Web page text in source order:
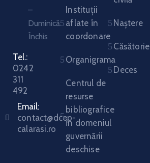
–
Duminică:
Închis
Tel.:
0242
311
492
Email:
contact@dcep-
calarasi.ro
Instituții
aflate în
coordonare
Organigrama
Centrul de
resurse
bibliografice
în domeniul
guvernării
deschise
Naștere
Căsătorie
Deces